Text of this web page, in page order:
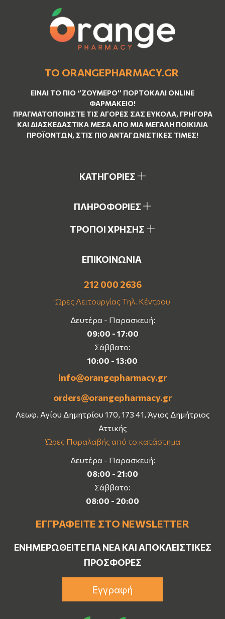
ΤΟ ORANGEPHARMACY.GR
ΕΊΝΑΙ ΤO ΠΙΟ ‘’ΖΟΥΜΕΡΌ’’ ΠΟΡΤΟΚΑΛΊ ΟNLINE
ΦΑΡΜΑΚΕΊΟ!
ΠΡΑΓΜΑΤΟΠΟΙΉΣΤΕ ΤΙΣ ΑΓΟΡΈΣ ΣΑΣ ΕΎΚΟΛΑ, ΓΡΉΓΟΡΑ
ΚΑΙ ΔΙΑΣΚΕΔΑΣΤΙΚΆ ΜΈΣΑ ΑΠΌ ΜΙΑ ΜΕΓΆΛΗ ΠΟΙΚΙΛΊΑ
ΠΡΟΪΌΝΤΩΝ, ΣΤΙΣ ΠΙΟ ΑΝΤΑΓΩΝΙΣΤΙΚΈΣ ΤΙΜΈΣ!
ΚΑΤΗΓΟΡΙΕΣ
ΠΛΗΡΟΦΟΡΙΕΣ
ΤΡΟΠΟΙ ΧΡΗΣΗΣ
ΕΠΙΚΟΙΝΩΝΙΑ
212 000 2636
Ώρες Λειτουργίας Τηλ. Κέντρου
Δευτέρα - Παρασκευή:
09:00 - 17:00
Σάββατο:
10:00 - 13:00
info@orangepharmacy.gr
orders@orangepharmacy.gr
Λεωφ. Αγίου Δημητρίου 170, 173 41, Άγιος Δημήτριος
Αττικής
Ώρες Παραλαβής από το κατάστημα
Δευτέρα - Παρασκευή:
08:00 - 21:00
Σάββατο:
08:00 - 20:00
ΕΓΓΡΑΦΕΊΤΕ ΣΤΟ NEWSLETTER
ΕΝΗΜΕΡΩΘΕΊΤΕ ΓΙΑ ΝΈΑ ΚΑΙ ΑΠΟΚΛΕΙΣΤΙΚΈΣ
ΠΡΟΣΦΟΡΈΣ
Εγγραφή